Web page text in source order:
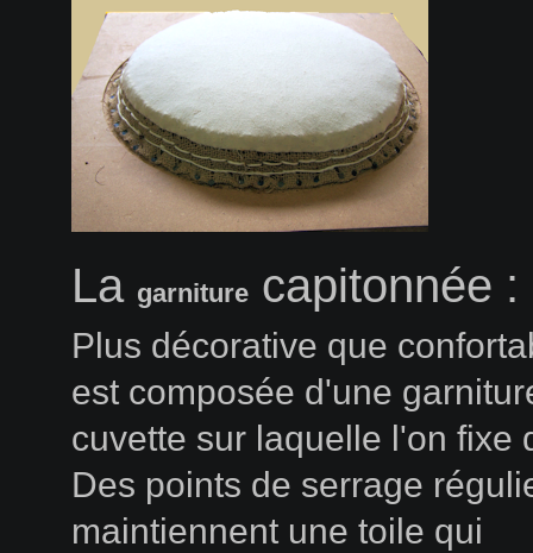
La garniture capitonnée :
Plus décorative que
est composée d'une
cuvette sur laquelle l'on fixe
Des points de serrage
maintiennent une toile qui